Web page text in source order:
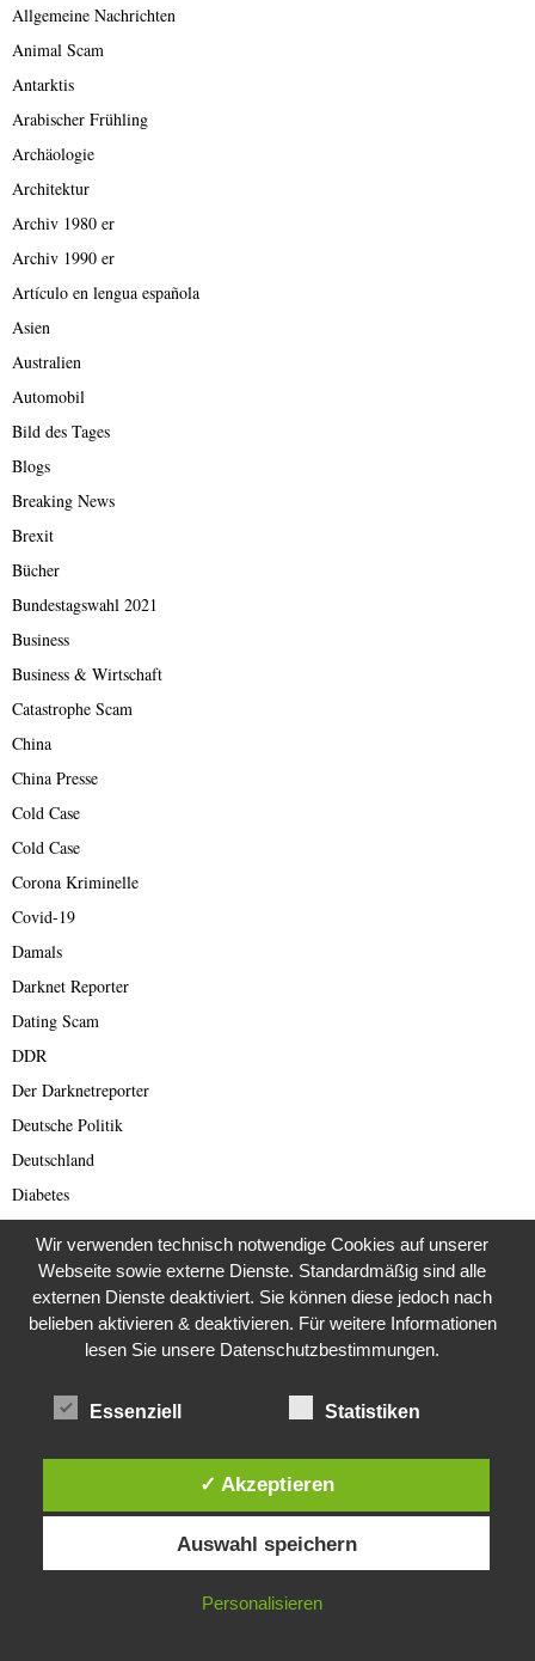
Allgemeine Nachrichten
Animal Scam
Antarktis
Arabischer Frühling
Archäologie
Architektur
Archiv 1980 er
Archiv 1990 er
Artículo en lengua española
Asien
Australien
Automobil
Bild des Tages
Blogs
Breaking News
Brexit
Bücher
Bundestagswahl 2021
Business
Business & Wirtschaft
Catastrophe Scam
China
China Presse
Cold Case
Cold Case
Corona Kriminelle
Covid-19
Damals
Darknet Reporter
Dating Scam
DDR
Der Darknetreporter
Deutsche Politik
Deutschland
Diabetes
Dokumentationen
Editor's Picks
Energie
English Scam
Fastfood
Featured
Diese Website verwendet Cookies. Durch die weitere Nutzung dieser
Website stimmst du der Verwendung von Cookies zu.
IN ORDNUNG
Wir verwenden technisch notwendige Cookies auf unserer
Webseite sowie externe Dienste. Standardmäßig sind alle
externen Dienste deaktiviert. Sie können diese jedoch nach
belieben aktivieren & deaktivieren. Für weitere Informationen
lesen Sie unsere Datenschutzbestimmungen.
Essenziell Statistiken
✓ Akzeptieren
Auswahl speichern
Personalisieren